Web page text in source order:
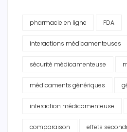
pharmacie en ligne FDA
interactions médicamenteuses
sécurité médicamenteuse
médicaments génériques
interaction médicamenteuse
comparaison effets